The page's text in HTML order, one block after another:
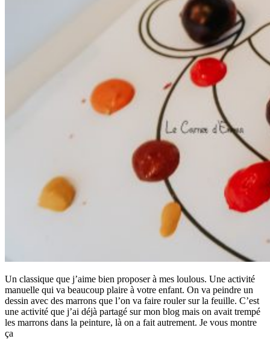
Un classique que j’aime bien proposer à mes loulous. Une activité
manuelle qui va beaucoup plaire à votre enfant. On va peindre un
dessin avec des marrons que l’on va faire rouler sur la feuille. C’est
une activité que j’ai déjà partagé sur mon blog mais on avait trempé
les marrons dans la peinture, là on a fait autrement. Je vous montre
ça